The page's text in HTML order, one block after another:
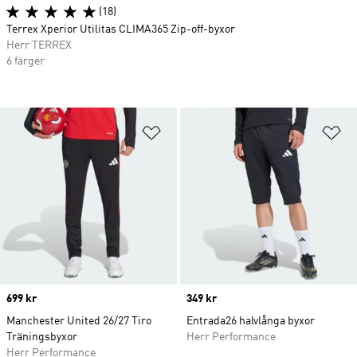
Lägg till på önskelistan
Price
699 kr
Manchester United 26/27 Tiro
Träningsbyxor
Herr Performance
Price
349 kr
Entrada26 halvlånga byxor
Herr Performance
(18)
Terrex Xperior Utilitas CLIMA365 Zip-off-byxor
Herr TERREX
6 färger